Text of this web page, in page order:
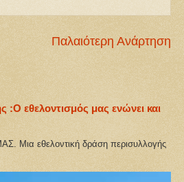
Παλαιότερη Ανάρτηση
:Ο εθελοντισμός μας ενώνει και
δράση περισυλλογής